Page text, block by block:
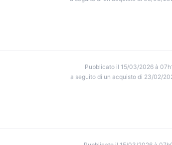
Pubblicato il 15/03/2026 à
a seguito di un acquisto di 23/02/